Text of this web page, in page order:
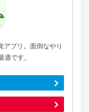
アプリ。面倒なやり
です。